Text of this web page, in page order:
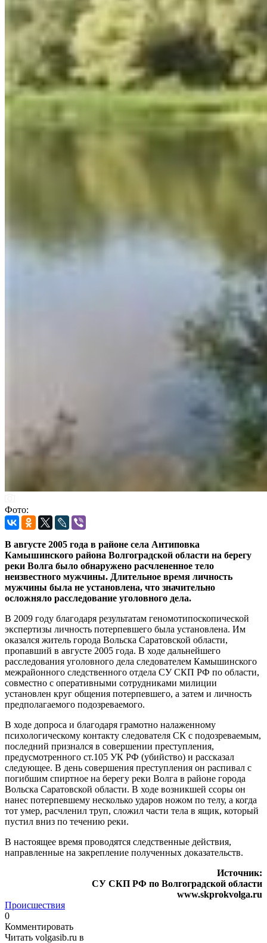
Фото:
В августе 2005 года в районе села Антиповка
Камышинского района Волгоградской области на берегу
реки Волга было обнаружено расчлененное тело
неизвестного мужчины. Длительное время личность
мужчины была не установлена, что значительно
осложняло расследование уголовного дела.
В 2009 году благодаря результатам геномотипоскопической
экспертизы личность потерпевшего была установлена. Им
оказался житель города Вольска Саратовской области,
пропавший в августе 2005 года. В ходе дальнейшего
расследования уголовного дела следователем Камышинского
межрайонного следственного отдела СУ СКП РФ по области,
совместно с оперативными сотрудниками милиции
установлен круг общения потерпевшего, а затем и личность
предполагаемого подозреваемого.
В ходе допроса и благодаря грамотно налаженному
психологическому контакту следователя СК с подозреваемым,
последний признался в совершении преступления,
предусмотренного ст.105 УК РФ (убийство) и рассказал
следующее. В день совершения преступления он распивал с
погибшим спиртное на берегу реки Волга в районе города
Вольска Саратовской области. В ходе возникшей ссоры он
нанес потерпевшему несколько ударов ножом по телу, а когда
тот умер, расчленил труп, сложил части тела в ящик, который
пустил вниз по течению реки.
В настоящее время проводятся следственные действия,
направленные на закрепление полученных доказательств.
Источник:
СУ СКП РФ по Волгоградской области
www.skprokvolga.ru
Происшествия
0
Комментировать
Читать volgasib.ru в